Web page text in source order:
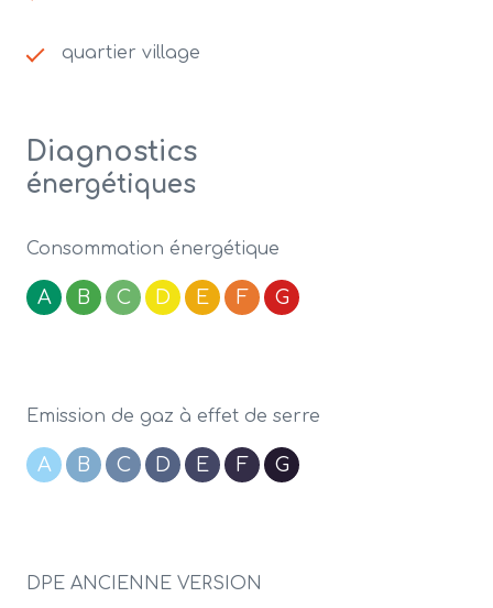
quartier village
Diagnostics
énergétiques
Consommation énergétique
A B C D E F G
Emission de gaz à effet de serre
A B C D E F G
DPE ANCIENNE VERSION